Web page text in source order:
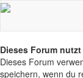
Dieses Forum
Dieses Forum
speichern, wenn du